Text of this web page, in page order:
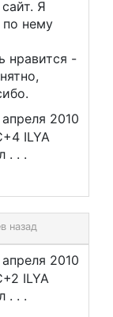
Я
по нему
нравится -
2010
ILYA
. . .
назад
2010
ILYA
. . .